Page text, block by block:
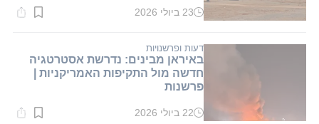
זמן
דקות.
23 ביולי 2026
דעות ופרשנויות
באיראן מבינים: נדרשת אסטרטגיה
חדשה מול התקיפות האמריקניות |
פרשנות
זמן22 ביולי 2026